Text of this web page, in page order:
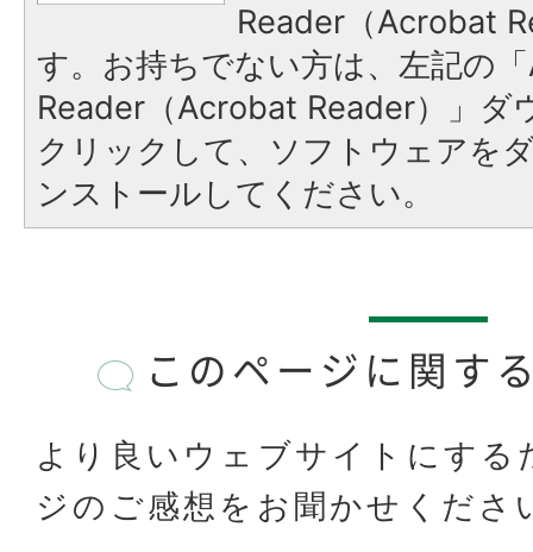
Reader（Acrobat
す。お持ちでない方は、左記の
Reader（Acrobat Reader）」ダ
クリックして、ソフトウェアを
ンストールしてください。
このページに関す
より良いウェブサイトにする
ジのご感想をお聞かせくださ